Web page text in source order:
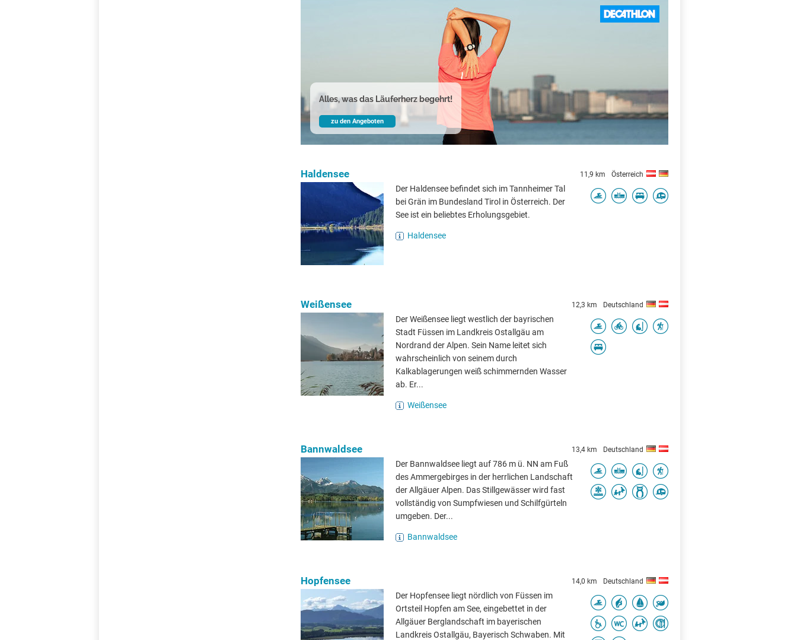
Alles, was das Läuferherz begehrt!
zu den Angeboten
Haldensee 11,9 km Österreich
Der Haldensee befindet sich im Tannheimer Tal
bei Grän im Bundesland Tirol in Österreich. Der
See ist ein beliebtes Erholungsgebiet.
Haldensee
Weißensee 12,3 km Deutschland
Der Weißensee liegt westlich der bayrischen
Stadt Füssen im Landkreis Ostallgäu am
Nordrand der Alpen. Sein Name leitet sich
wahrscheinlich von seinem durch
Kalkablagerungen weiß schimmernden Wasser
ab. Er...
Weißensee
Bannwaldsee 13,4 km Deutschland
Der Bannwaldsee liegt auf 786 m ü. NN am Fuß
des Ammergebirges in der herrlichen Landschaft
der Allgäuer Alpen. Das Stillgewässer wird fast
vollständig von Sumpfwiesen und Schilfgürteln
umgeben. Der...
Bannwaldsee
Hopfensee 14,0 km Deutschland
Der Hopfensee liegt nördlich von Füssen im
Ortsteil Hopfen am See, eingebettet in der
Allgäuer Berglandschaft im bayerischen
Landkreis Ostallgäu, Bayerisch Schwaben. Mit